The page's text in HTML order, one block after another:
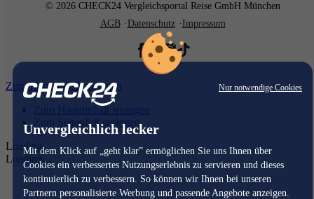
Nur notwendige Cookies
Unvergleichlich lecker
Mit dem Klick auf „geht klar” ermöglichen Sie uns Ihnen über
Cookies ein verbessertes Nutzungserlebnis zu servieren und dieses
kontinuierlich zu verbessern. So können wir Ihnen bei unseren
Partnern personalisierte Werbung und passende Angebote anzeigen.
© 2026 CHECK24 Vergleichsportal Reise GmbH München
AGB
Datenschutz Impressum
Zum Hauptinhalt springen
Zum Hauptinhalt springen
Zum Seitenfuß springen
Loading...
Loading...